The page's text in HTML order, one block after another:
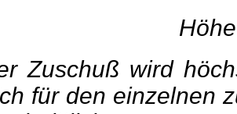
Zuschuß wird
für den einzelnen